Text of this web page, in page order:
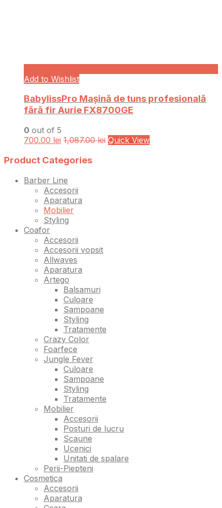
Add to Wishlist
BabylissPro Mașină de tuns profesională
fără fir Aurie FX8700GE
0 out of 5
700.00 lei 1,087.00lei Quick View
Product Categories
Barber Line
Accesorii
Aparatura
Mobilier
Styling
Coafor
Accesorii
Accesorii vopsit
Allwaves
Aparatura
Artego
Balsamuri
Culoare
Sampoane
Styling
Tratamente
Crazy Color
Foarfece
Jungle Fever
Culoare
Sampoane
Styling
Tratamente
Mobilier
Accesorii
Posturi de lucru
Scaune
Ucenici
Unitati de spalare
Perii-Piepteni
Cosmetica
Accesorii
Aparatura